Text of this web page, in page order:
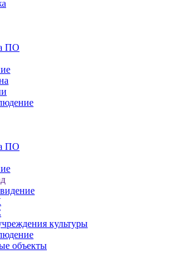
ПО
ПО
культуры
объекты